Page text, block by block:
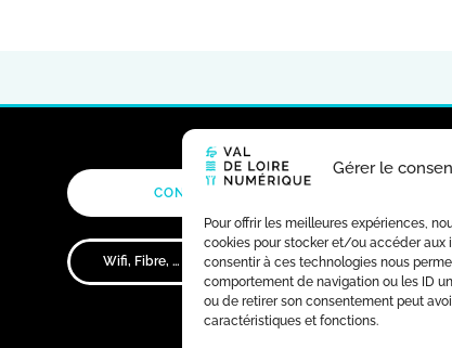
Gérer le
Pour offrir les meilleures expériences,
cookies pour stocker et/ou accéder aux
consentir à ces technologies nous
comportement de navigation ou les ID
ou de retirer son consentement peut
caractéristiques et fonctions.
CONTACT